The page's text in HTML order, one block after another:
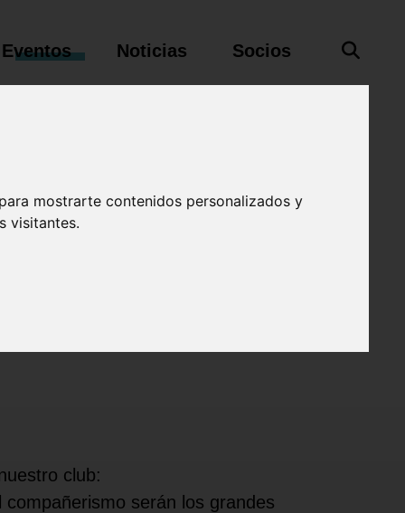
mostrarte contenidos personalizados y
visitantes.
Eventos Noticias Socios
de Fútbol
club:
serán los grandes